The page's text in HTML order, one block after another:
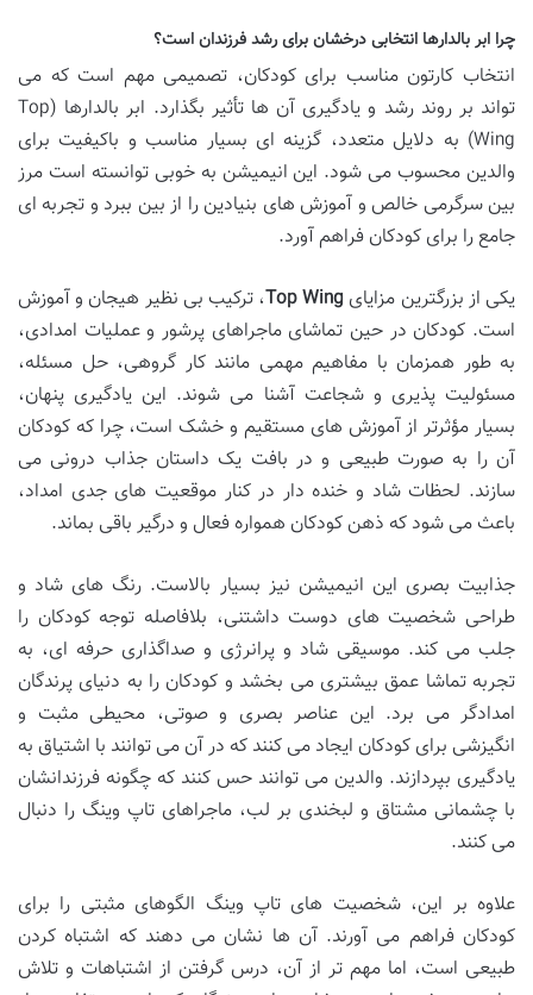
چرا ابر بالدارها انتخابی درخشان برای رشد فرزندان است؟
انتخاب کارتون مناسب برای کودکان، تصمیمی مهم است که می
تواند بر روند رشد و یادگیری آن ها تأثیر بگذارد. ابر بالدارها (Top
Wing) به دلایل متعدد، گزینه ای بسیار مناسب و باکیفیت برای
والدین محسوب می شود. این انیمیشن به خوبی توانسته است مرز
بین سرگرمی خالص و آموزش های بنیادین را از بین ببرد و تجربه ای
جامع را برای کودکان فراهم آورد.
یکی از بزرگترین مزایای Top Wing، ترکیب بی نظیر هیجان و آموزش
است. کودکان در حین تماشای ماجراهای پرشور و عملیات امدادی،
به طور همزمان با مفاهیم مهمی مانند کار گروهی، حل مسئله،
مسئولیت پذیری و شجاعت آشنا می شوند. این یادگیری پنهان،
بسیار مؤثرتر از آموزش های مستقیم و خشک است، چرا که کودکان
آن را به صورت طبیعی و در بافت یک داستان جذاب درونی می
سازند. لحظات شاد و خنده دار در کنار موقعیت های جدی امداد،
باعث می شود که ذهن کودکان همواره فعال و درگیر باقی بماند.
جذابیت بصری این انیمیشن نیز بسیار بالاست. رنگ های شاد و
طراحی شخصیت های دوست داشتنی، بلافاصله توجه کودکان را
جلب می کند. موسیقی شاد و پرانرژی و صداگذاری حرفه ای، به
تجربه تماشا عمق بیشتری می بخشد و کودکان را به دنیای پرندگان
امدادگر می برد. این عناصر بصری و صوتی، محیطی مثبت و
انگیزشی برای کودکان ایجاد می کنند که در آن می توانند با اشتیاق به
یادگیری بپردازند. والدین می توانند حس کنند که چگونه فرزندانشان
با چشمانی مشتاق و لبخندی بر لب، ماجراهای تاپ وینگ را دنبال
می کنند.
علاوه بر این، شخصیت های تاپ وینگ الگوهای مثبتی را برای
کودکان فراهم می آورند. آن ها نشان می دهند که اشتباه کردن
طبیعی است، اما مهم تر از آن، درس گرفتن از اشتباهات و تلاش